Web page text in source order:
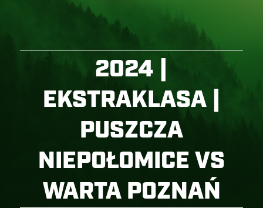
2024 |
EKSTRAKLASA |
PUSZCZA
NIEPOŁOMICE VS
WARTA POZNAŃ